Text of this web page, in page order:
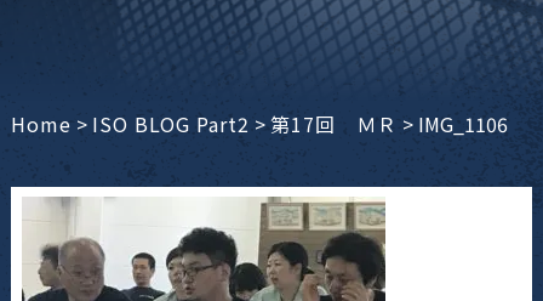
Home > ISO BLOG Part2 >第17回 ＭＲ > IMG_1106